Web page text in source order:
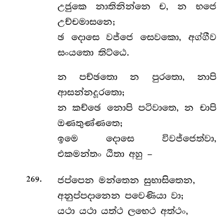
උජුකෙ නාතිනින්නෙ ච, න භජෙ
උච්චමාසනෙ;
ඡ දොසෙ වජ්ජෙ සෙවකො, අග්ගීව
සංයතො තිට්ඨෙ.
නපච්ඡතො න පුරතො, නාපි
ආසන්නදූරතො;
න කච්ඡෙ නොපි පටිවාතෙ, න චාපි
ඔණතුණ්ණතෙ;
ඉමෙ දොසෙ විවජ්ජෙත්වා,
එකමන්තං ඨිතා අහු –
269.
ජප්පෙන මන්තෙන සුභාසිතෙන,
අනුප්පදානෙන පවෙණියා වා;
යථා යථා යත්ථ ලභෙථ අත්ථං,